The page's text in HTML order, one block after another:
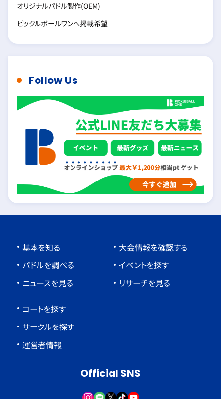
オリジナルパドル製作(OEM)
ピックルボールワンへ掲載希望
Follow Us
基本を知る
パドルを調べる
ニュースを見る
大会情報を確認する
イベントを探す
リサーチを見る
コートを探す
サークルを探す
運営者情報
Official SNS